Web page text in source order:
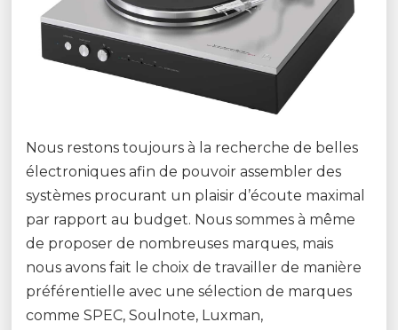
Nous restons toujours à la recherche de belles
électroniques afin de pouvoir assembler des
systèmes procurant un plaisir d’écoute maximal
par rapport au budget. Nous sommes à même
de proposer de nombreuses marques, mais
nous avons fait le choix de travailler de manière
préférentielle avec une sélection de marques
comme SPEC, Soulnote, Luxman,